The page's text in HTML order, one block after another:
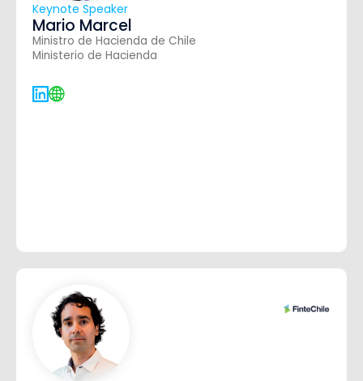
Keynote Speaker
Mario Marcel
Ministro de Hacienda de Chile
Ministerio de Hacienda